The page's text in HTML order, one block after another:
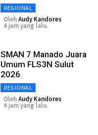
REGIONAL
OlehAudy Kandores
4 jam yang lalu.
SMAN 7 Manado Juara
Umum FLS3N Sulut
2026
REGIONAL
OlehAudy Kandores
4 jam yang lalu.